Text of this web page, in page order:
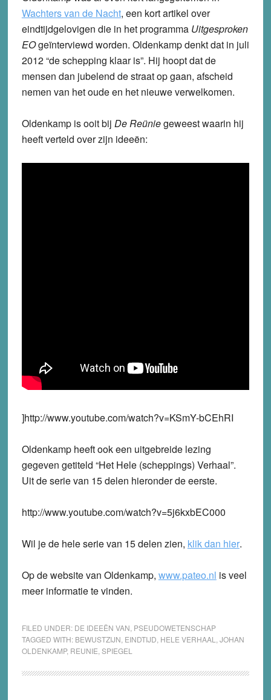
Wachters van de Nacht, een kort artikel over
eindtijdgelovigen die in het programma Uitgesproken
EOgeïnterviewd worden. Oldenkamp denkt dat in juli
2012 “de schepping klaar is”. Hij hoopt dat de
mensen dan jubelend de straat op gaan, afscheid
nemen van het oude en het nieuwe verwelkomen.
Oldenkamp is ooit bij De Reüniegeweest waarin hij
heeft verteld over zijn ideeën:
]http://www.youtube.com/watch?v=KSmY-bCEhRI
Oldenkamp heeft ook een uitgebreide lezing
gegeven getiteld “Het Hele (scheppings) Verhaal”.
Uit de serie van 15 delen hieronder de eerste.
http://www.youtube.com/watch?v=5j6kxbEC000
Wil je de hele serie van 15 delen zien, klik dan hier.
Op de website van Oldenkamp, www.pateo.nl is veel
meer informatie te vinden.
FILED UNDER: DE IDEEËN VAN PSEUDOWETENSCHAP
TAGGED WITH: BEWUSTZIJN EINDTIJD HELE VERHAAL
JOHAN
OLDENKAMP, REUNIE SPIEGEL